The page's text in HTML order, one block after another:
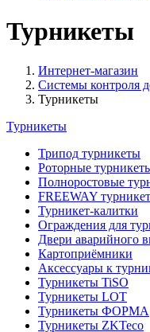
Турникеты
Интернет-магазин
Системы контроля
Турникеты
Турникеты
Трипод турникеты
Роторные
Полноростовые
FREEWAY
Турникет-калитки
Ограждения для
Двери аварийного
Картоприёмники
Аксессуары к
Турникеты TiSO
Турникеты LOT
Турникеты ФОРМА
Турникеты ZKTeco